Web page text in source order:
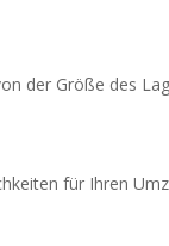
der Größe des
für Ihren